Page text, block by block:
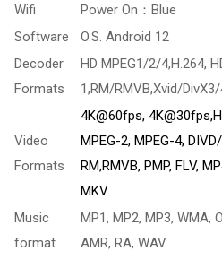
Wifi
Power On：Blue
Software
O.S. Android 12
Decoder
Formats
HD MPEG1/2/4,H.264,
1,RM/RMVB,Xvid/
Video
Formats
4K@60fps,
MPEG-2, MPEG-4,
RM,RMVB, PMP, FLV,
MKV
Music
format
MP1, MP2, MP3, WMA,
AMR, RA, WAV